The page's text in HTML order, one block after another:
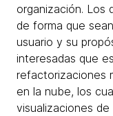
organización.
de forma que
usuario y su
interesadas que
refactorizaciones
en la nube, los
visualizaciones